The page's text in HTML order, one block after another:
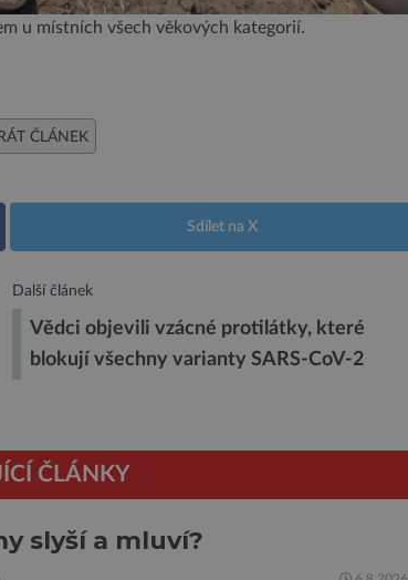
u místních všech věkových kategorií.
ČLÁNEK
Sdílet na X
Další článek
Vědci objevili vzácné protilátky, které
blokují všechny varianty SARS-CoV-2
ČLÁNKY
slyší a mluví?